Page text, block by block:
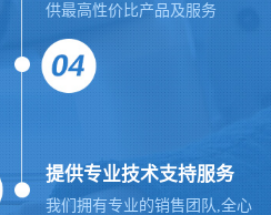
供最高性价比产品及服务
提供专业技术支持服务
我们拥有专业的销售团队,全心